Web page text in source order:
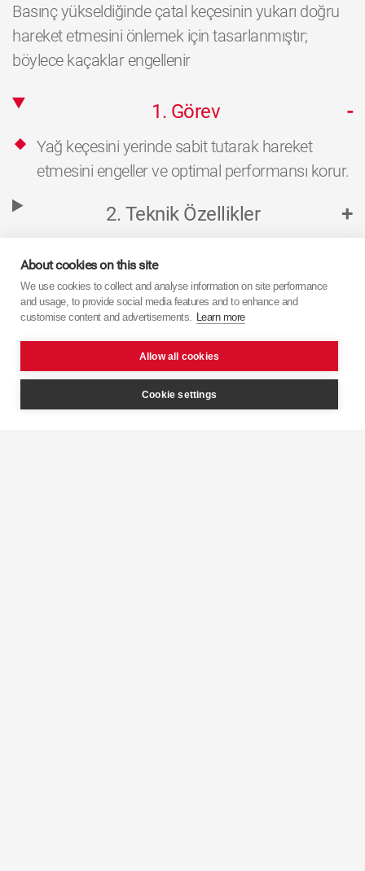
Basınç yükseldiğinde çatal keçesinin yukarı doğru
hareket etmesini önlemek için tasarlanmıştır;
böylece kaçaklar engellenir
1. Görev
Yağ keçesini yerinde sabit tutarak hareket
etmesini engeller ve optimal performansı korur.
2. Teknik Özellikler
Ürün Sayfasına Dön
About cookies on this site
We use cookies to collect and analyse information on site performance
and usage, to provide social media features and to enhance and
customise content and advertisements. Learn more
Allow all cookies
Cookie settings